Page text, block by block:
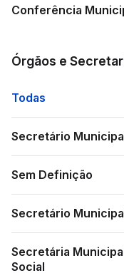
Conferência
Órgãos e
Todas
Secretário
Sem Definição
Secretário
Secretária
Social